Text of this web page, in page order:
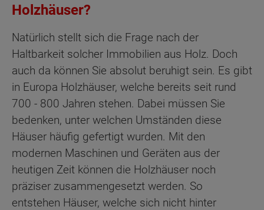
Holzhäuser?
Natürlich stellt sich die Frage nach der
Haltbarkeit solcher Immobilien aus Holz. Doch
auch da können Sie absolut beruhigt sein. Es gibt
in Europa Holzhäuser, welche bereits seit rund
700 - 800 Jahren stehen. Dabei müssen Sie
bedenken, unter welchen Umständen diese
Häuser häufig gefertigt wurden. Mit den
modernen Maschinen und Geräten aus der
heutigen Zeit können die Holzhäuser noch
präziser zusammengesetzt werden. So
entstehen Häuser, welche sich nicht hinter